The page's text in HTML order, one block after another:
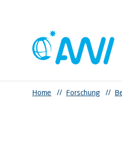
Home // Forschung //